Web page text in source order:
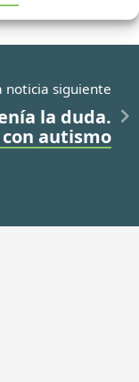
noticia siguiente
la duda.
autismo